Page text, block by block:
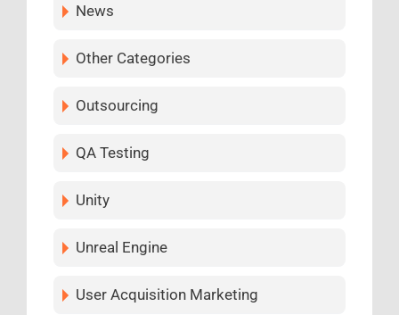
News
Other Categories
Outsourcing
QA Testing
Unity
Unreal Engine
User Acquisition Marketing